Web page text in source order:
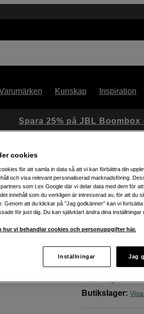
Kunskap Inspiration
x 30,5m 189gr
Artikelnummer:
Epson Enhanced
24"
Butikslager:
Spara 25% på JBL
cookies
för att samla in data så att vi kan förbättra din
och visa relevant personaliserad marknadsföring.
som t.ex Google där vi delar data med dem för
innehåll som du verkligen är intresserad av, för att du
Genom att du klickar på ”Jag godkänner” kan vi
för just dig. Du kan självklart ändra dina inställningar
hur vi behandlar cookies och personuppgifter här.
Inställningar Jag